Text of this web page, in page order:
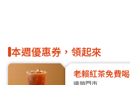
本週優惠券，領起來
老賴紅茶免費喝
連鎖門市